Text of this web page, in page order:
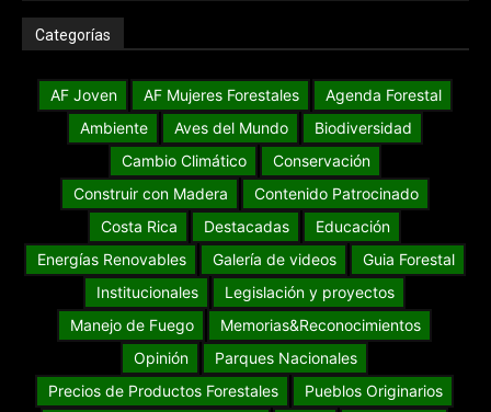
Categorías
AF Joven AF Mujeres Forestales
Agenda Forestal
Ambiente
Aves del Mundo
Biodiversidad
Cambio Climático
Conservación
Construir con Madera
Contenido Patrocinado
Costa Rica
Destacadas
Educación
Energías Renovables
Galería de videos
Guia Forestal
Institucionales
Legislación y proyectos
Manejo de Fuego
Memorias&Reconocimientos
Opinión
Parques Nacionales
Precios de Productos Forestales
Pueblos Originarios